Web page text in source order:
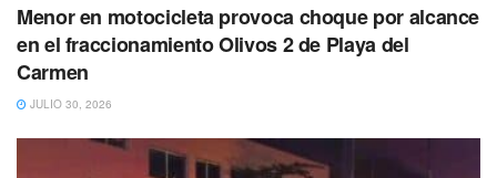
Menor en motocicleta provoca choque por alcance
en el fraccionamiento Olivos 2 de Playa del
Carmen
JULIO 30, 2026